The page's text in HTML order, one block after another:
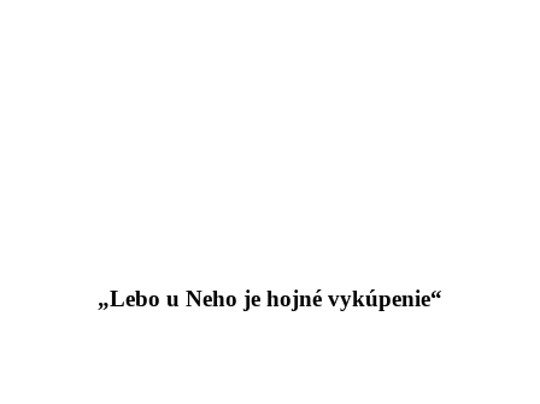
„Lebo u Neho je hojné vykúpenie“